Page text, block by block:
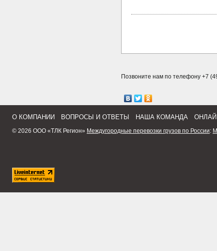
Позвоните нам по телефону +7
О КОМПАНИИ ВОПРОСЫ И ОТВЕТЫ НАША КОМАНДА
© 2026 ООО «ТЛК Регион» Междугородные перевозки грузов по России: